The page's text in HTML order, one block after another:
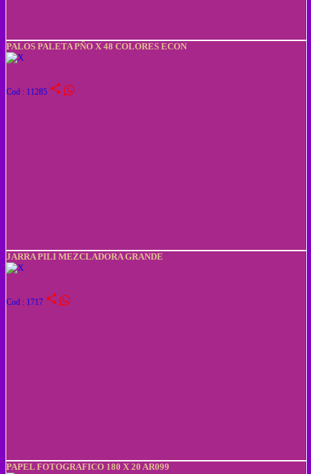
PALOS PALETA PÑO X 48 COLORES ECON
Cod : 11285 share
JARRA PILI MEZCLADORA GRANDE
Cod : 1717 share
PAPEL FOTOGRAFICO 180 X 20 AR099